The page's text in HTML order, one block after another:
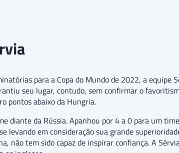
para a Copa do Mundo de 2022, a equipe
seu lugar, contudo, sem confirmar o
pontos abaixo da Hungria.
diante da Rússia. Apanhou por 4 a 0 para um
levando em consideração sua grande
não tem sido capaz de inspirar confiança. A